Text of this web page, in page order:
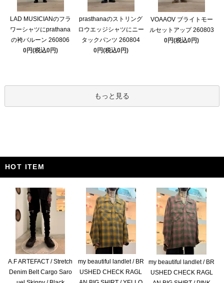
LAD MUSICIANのフラ
ワーシャツにprathana
の袴バルーン 260806
0円(税込0円)
prasthanaのストリング
ロウエッジシャツにニー
タックパンツ 260804
0円(税込0円)
VOAAOV ブライトモー
ルセットアップ 260803
0円(税込0円)
もっと見る
HOT ITEM
A.F ARTEFACT / Stretch
Denim Belt Cargo Saro
my beautiful landlet / BR
USHED CHECK RAGL
my beautiful landlet / BR
USHED CHECK RAGL